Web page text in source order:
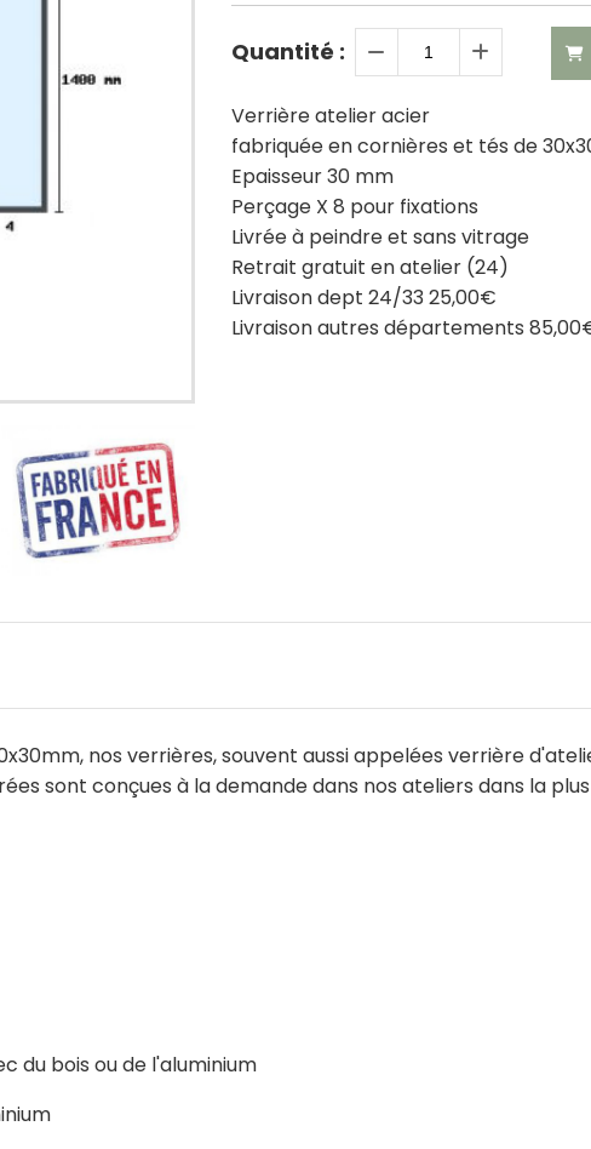
Quantité :
Verrière atelier acier
fabriquée en cornières et tés de
Epaisseur 30 mm
Perçage X 8 pour fixations
Livrée à peindre et sans vitrage
Retrait gratuit en atelier (24)
Livraison dept 24/33 25,00€
Livraison autres départements
nos verrières, souvent aussi appelées verrière
sont conçues à la demande dans nos ateliers dans la
du bois ou de l'aluminium